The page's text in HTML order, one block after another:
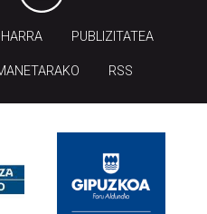
PUBLIZITATEA
RSS